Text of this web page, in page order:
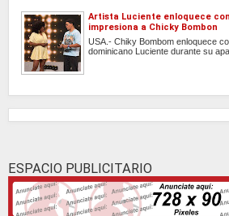
Artista Luciente enloquece
impresiona a Chicky Bombon
USA.- Chiky Bombom enloquece
dominicano Luciente durante su
ESPACIO PUBLICITARIO